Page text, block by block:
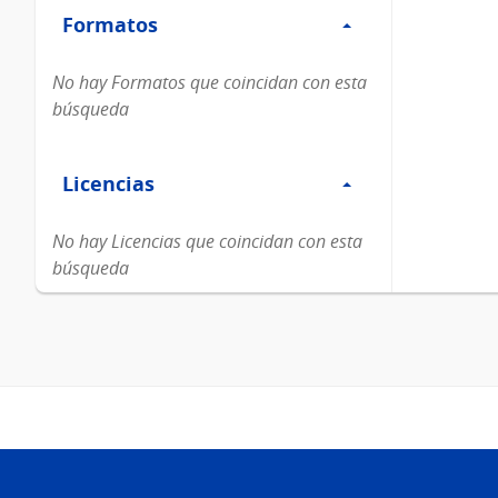
Formatos
Formatos
No hay Formatos que coincidan con esta
búsqueda
Licencias
Licencias
No hay Licencias que coincidan con esta
búsqueda